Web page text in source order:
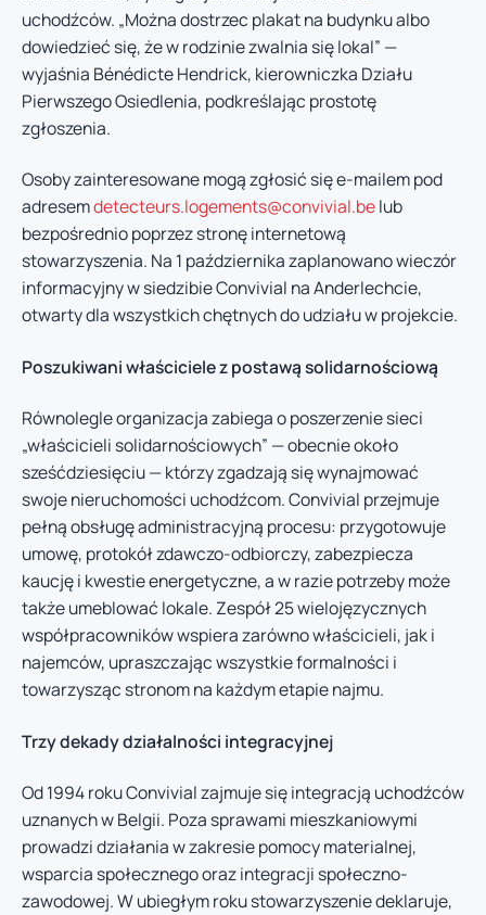
uchodźców. „Można dostrzec plakat na budynku albo
dowiedzieć się, że w rodzinie zwalnia się lokal” —
wyjaśnia Bénédicte Hendrick, kierowniczka Działu
Pierwszego Osiedlenia, podkreślając prostotę
zgłoszenia.
Osoby zainteresowane mogą zgłosić się e-mailem pod
adresemdetecteurs.logements@convivial.belub
bezpośrednio poprzez stronę internetową
stowarzyszenia. Na 1 października zaplanowano wieczór
informacyjny w siedzibie Convivial na Anderlechcie,
otwarty dla wszystkich chętnych do udziału w projekcie.
Poszukiwani właściciele z postawą solidarnościową
Równolegle organizacja zabiega o poszerzenie sieci
„właścicieli solidarnościowych” — obecnie około
sześćdziesięciu — którzy zgadzają się wynajmować
swoje nieruchomości uchodźcom. Convivial przejmuje
pełną obsługę administracyjną procesu: przygotowuje
umowę, protokół zdawczo-odbiorczy, zabezpiecza
kaucję i kwestie energetyczne, a w razie potrzeby może
także umeblować lokale. Zespół 25 wielojęzycznych
współpracowników wspiera zarówno właścicieli, jak i
najemców, upraszczając wszystkie formalności i
towarzysząc stronom na każdym etapie najmu.
Trzy dekady działalności integracyjnej
Od 1994 roku Convivial zajmuje się integracją uchodźców
uznanych w Belgii. Poza sprawami mieszkaniowymi
prowadzi działania w zakresie pomocy materialnej,
wsparcia społecznego oraz integracji społeczno-
zawodowej. W ubiegłym roku stowarzyszenie deklaruje,